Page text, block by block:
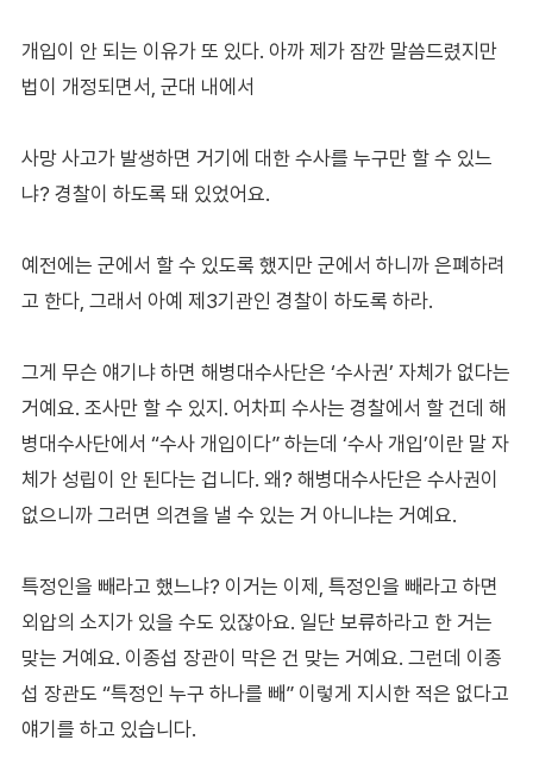
개입이 안 되는 이유가 또 있다. 아까 제가 잠깐 말씀드렸지만
법이 개정되면서, 군대 내에서
사망 사고가 발생하면 거기에 대한 수사를 누구만 할 수 있느
냐? 경찰이 하도록 돼 있었어요.
예전에는 군에서 할 수 있도록 했지만 군에서 하니까 은폐하려
고 한다, 그래서 아예 제3기관인 경찰이 하도록 하라.
그게 무슨 얘기냐 하면 해병대수사단은 ‘수사권’ 자체가 없다는
거예요. 조사만 할 수 있지. 어차피 수사는 경찰에서 할 건데 해
병대수사단에서 “수사 개입이다” 하는데 ‘수사 개입’이란 말 자
체가 성립이 안 된다는 겁니다. 왜? 해병대수사단은 수사권이
없으니까 그러면 의견을 낼 수 있는 거 아니냐는 거예요.
특정인을 빼라고 했느냐? 이거는 이제, 특정인을 빼라고 하면
외압의 소지가 있을 수도 있잖아요. 일단 보류하라고 한 거는
맞는 거예요. 이종섭 장관이 막은 건 맞는 거예요. 그런데 이종
섭 장관도 “특정인 누구 하나를 빼” 이렇게 지시한 적은 없다고
얘기를 하고 있습니다.